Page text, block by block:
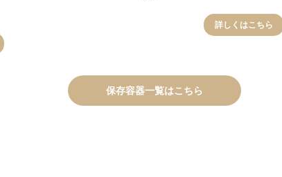
詳しくはこちら
保存容器一覧はこちら